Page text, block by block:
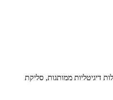
דיגיטליות ממותגות, סליקת